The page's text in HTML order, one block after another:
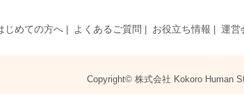
じめての方へ よくあるご質問 お役立ち情報 運営
Copyright© 株式会社 Kokoro Human